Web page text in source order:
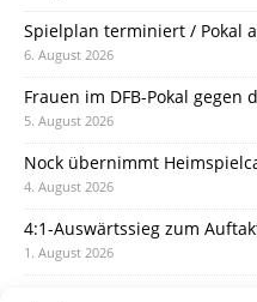
Spielplan terminiert / Pokal
6. August 2026
Frauen im DFB-Pokal gegen
5. August 2026
Nock übernimmt
4. August 2026
4:1-Auswärtssieg zum
1. August 2026